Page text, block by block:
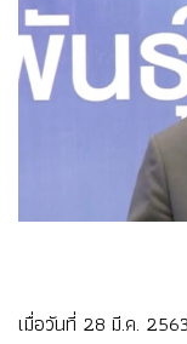
เมื่อวันที่ 28 มี.ค.